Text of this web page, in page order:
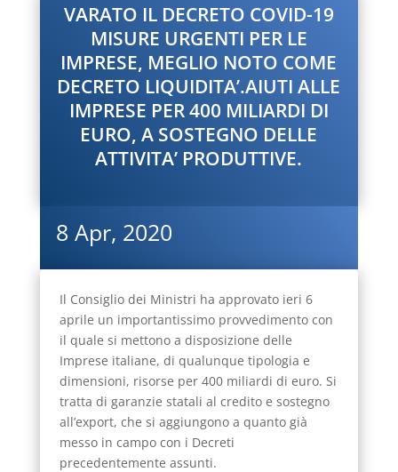
VARATO IL DECRETO COVID-19
MISURE URGENTI PER LE
IMPRESE, MEGLIO NOTO COME
DECRETO LIQUIDITA’.AIUTI ALLE
IMPRESE PER 400 MILIARDI DI
EURO, A SOSTEGNO DELLE
ATTIVITA’ PRODUTTIVE.
8 Apr, 2020
Il Consiglio dei Ministri ha approvato ieri 6
aprile un importantissimo provvedimento con
il quale si mettono a disposizione delle
Imprese italiane, di qualunque tipologia e
dimensioni, risorse per 400 miliardi di euro. Si
tratta di garanzie statali al credito e sostegno
all’export, che si aggiungono a quanto già
messo in campo con i Decreti
precedentemente assunti.